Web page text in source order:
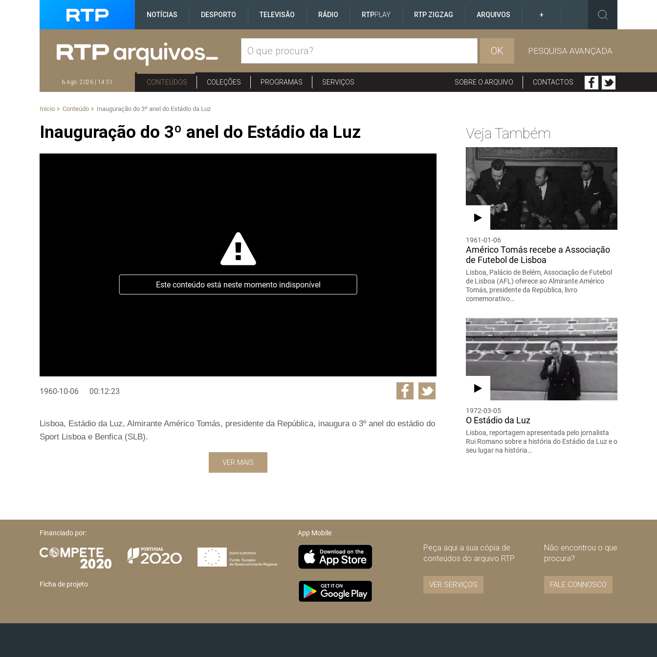
NOTÍCIAS DESPORTO TELEVISÃO RÁDIO RTPPLAY RTP ZIGZAG ARQUIVOS +
OK PESQUISA AVANÇADA
6 Ago. 2026 | 14:51 CONTEÚDOS COLEÇÕES PROGRAMAS SERVIÇOS SOBRE O ARQUIVO CONTACTOS
Início Conteúdo Inauguração do 3º anel do Estádio da Luz
Inauguração do 3º anel do Estádio da Luz
Este conteúdo está neste momento indisponível
1960-10-06 00:12:23
Lisboa, Estádio da Luz, Almirante Américo Tomás, presidente da República, inaugura o 3º anel do estádio do
Sport Lisboa e Benfica (SLB).
VER MAIS
Veja Também
1961-01-06
Américo Tomás recebe a Associação
de Futebol de Lisboa
Lisboa, Palácio de Belém, Associação de Futebol
de Lisboa (AFL) oferece ao Almirante Américo
Tomás, presidente da República, livro
comemorativo…
1972-03-05
O Estádio da Luz
Lisboa, reportagem apresentada pelo jornalista
Rui Romano sobre a história do Estádio da Luz e o
seu lugar na história…
Financiado por:
Ficha de projeto
App Mobile
Peça aqui a sua cópia de
conteúdos do arquivo RTP
VER SERVIÇOS
Não encontrou o que
procura?
FALE CONNOSCO